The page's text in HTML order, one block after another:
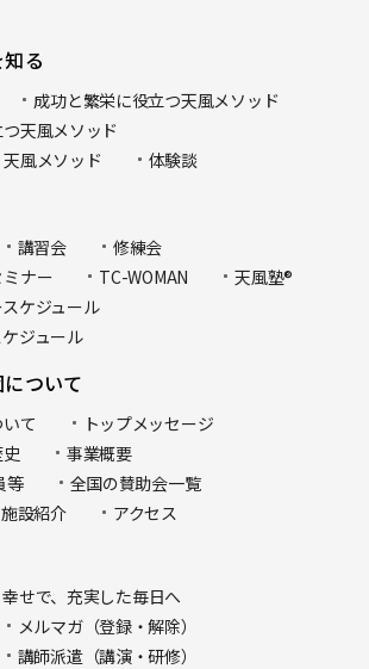
る
成功と繁栄に役立つ天風メソッド
天風メソッド
風メソッド
体験談
講習会
修練会
ナー
TC-WOMAN
天風塾®
ケジュール
ジュール
ついて
て
トップメッセージ
事業概要
等
全国の賛助会一覧
施設紹介 アクセス
せで、充実した毎日へ
メルマガ（登録・解除）
講師派遣（講演・研修）